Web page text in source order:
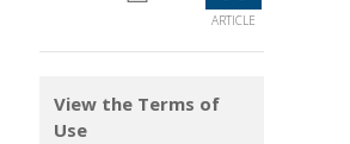
ARTICLE
View the Terms of
Use